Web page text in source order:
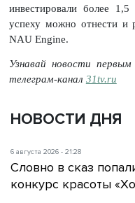
инвестировали более
успеху можно отнести и
NAU Engine.
Узнавай новости
телеграм-канал 31tv.ru
НОВОСТИ ДНЯ
6 августа 2026 - 21:28
Словно в сказ
конкурс красоты